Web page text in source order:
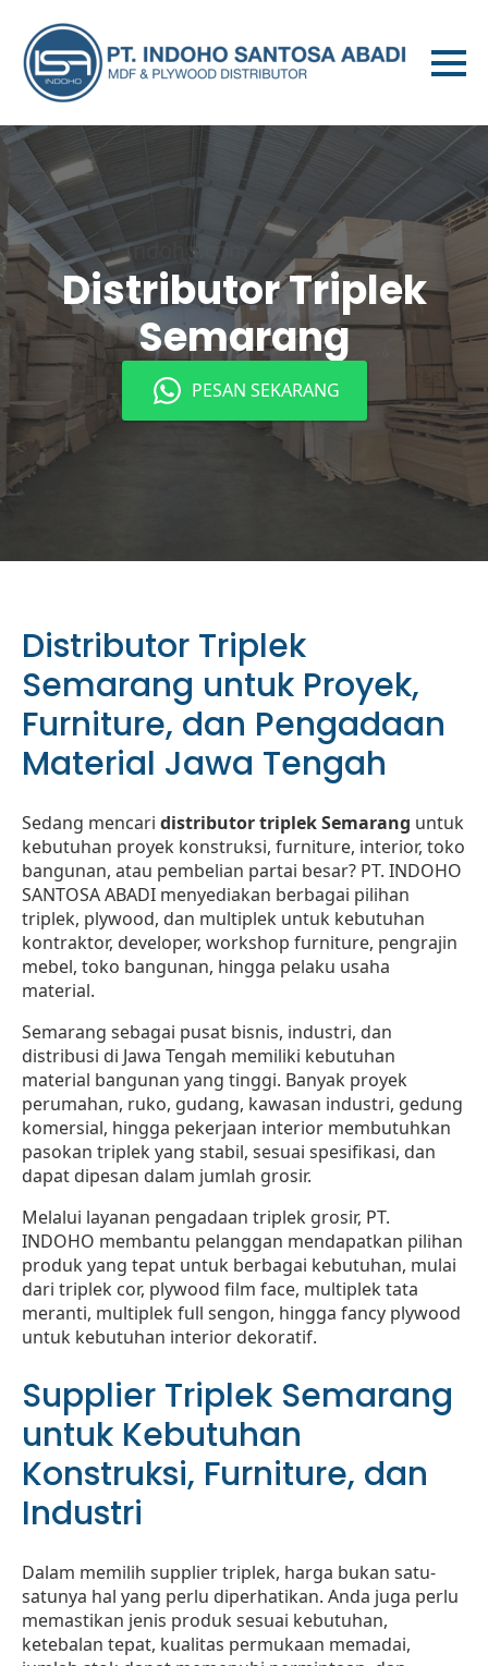
Distributor Triplek
Semarang
PESAN SEKARANG
Distributor Triplek
Semarang untuk Proyek,
Furniture, dan Pengadaan
Material Jawa Tengah
Sedang mencari distributor triplek Semarang untuk
kebutuhan proyek konstruksi, furniture, interior, toko
bangunan, atau pembelian partai besar? PT. INDOHO
SANTOSA ABADI menyediakan berbagai pilihan
triplek, plywood, dan multiplek untuk kebutuhan
kontraktor, developer, workshop furniture, pengrajin
mebel, toko bangunan, hingga pelaku usaha
material.
Semarang sebagai pusat bisnis, industri, dan
distribusi di Jawa Tengah memiliki kebutuhan
material bangunan yang tinggi. Banyak proyek
perumahan, ruko, gudang, kawasan industri, gedung
komersial, hingga pekerjaan interior membutuhkan
pasokan triplek yang stabil, sesuai spesifikasi, dan
dapat dipesan dalam jumlah grosir.
Melalui layanan pengadaan triplek grosir, PT.
INDOHO membantu pelanggan mendapatkan pilihan
produk yang tepat untuk berbagai kebutuhan, mulai
dari triplek cor, plywood film face, multiplek tata
meranti, multiplek full sengon, hingga fancy plywood
untuk kebutuhan interior dekoratif.
Supplier Triplek Semarang
untuk Kebutuhan
Konstruksi, Furniture, dan
Industri
Dalam memilih supplier triplek, harga bukan satu-
satunya hal yang perlu diperhatikan. Anda juga perlu
memastikan jenis produk sesuai kebutuhan,
ketebalan tepat, kualitas permukaan memadai,